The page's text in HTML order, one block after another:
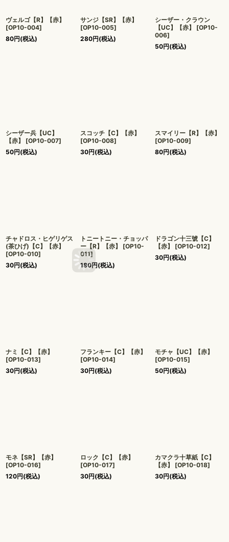
ヴェルゴ【R】【赤】
[OP10-004]
80円(税込)
サンジ【SR】【赤】
[OP10-005]
280円(税込)
シーザー・クラウン
【UC】【赤】
[OP10-
006]
50円(税込)
シーザー兵【UC】
【赤】
[OP10-007]
50円(税込)
スコッチ【C】【赤】
[OP10-008]
30円(税込)
スマイリー【R】【赤】
[OP10-009]
80円(税込)
チャドロス・ヒゲリゲス
(茶ひげ)【C】【赤】
[OP10-010]
30円(税込)
トニートニー・チョッパ
ー【R】【赤】
[OP10-
011]
180円(税込)
ドラゴン十三號【C】
【赤】
[OP10-012]
30円(税込)
ナミ【C】【赤】
[OP10-013]
30円(税込)
フランキー【C】【赤】
[OP10-014]
30円(税込)
モチャ【UC】【赤】
[OP10-015]
50円(税込)
モネ【SR】【赤】
[OP10-016]
120円(税込)
ロック【C】【赤】
[OP10-017]
30円(税込)
カマクラ十草紙【C】
【赤】
[OP10-018]
30円(税込)